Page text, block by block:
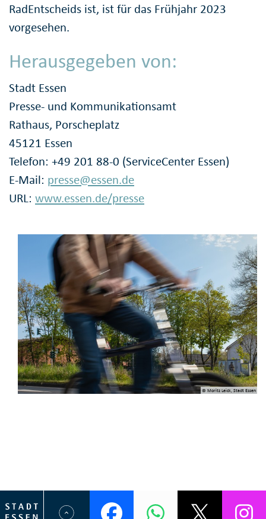
RadEntscheids ist, ist für das Frühjahr 2023
vorgesehen.
Herausgegeben von:
Stadt Essen
Presse- und Kommunikationsamt
Rathaus, Porscheplatz
45121 Essen
Telefon: +49 201 88-0 (ServiceCenter Essen)
E-Mail: presse@essen.de
URL: www.essen.de/presse
© Moritz Leick, Stadt Essen